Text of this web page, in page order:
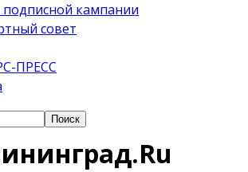
кампании
совет
ПРЕСС